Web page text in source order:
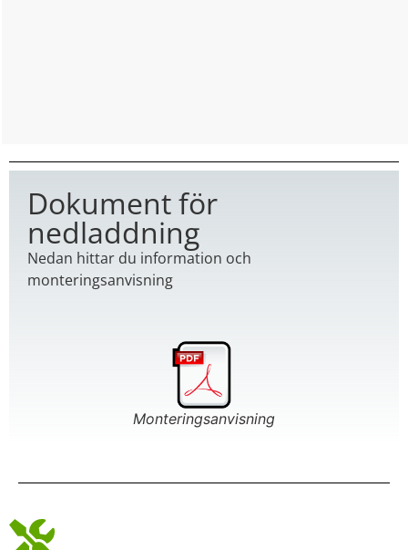
Dokument för
nedladdning
Nedan hittar du information och
monteringsanvisning
Monteringsanvisning